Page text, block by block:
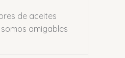
de aceites
amigables